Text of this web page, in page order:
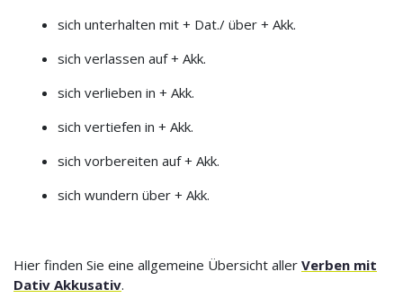
sich unterhalten mit + Dat./ über + Akk.
sich verlassen auf + Akk.
sich verlieben in + Akk.
sich vertiefen in + Akk.
sich vorbereiten auf + Akk.
sich wundern über + Akk.
Hier finden Sie eine allgemeine Übersicht aller Verben mit
Dativ Akkusativ.